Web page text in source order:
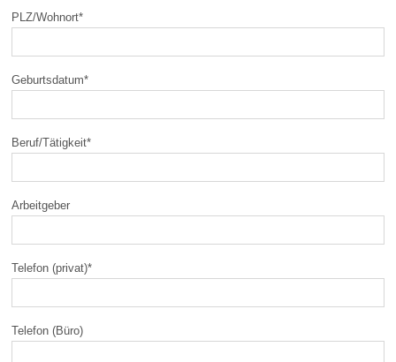
PLZ/Wohnort*
Geburtsdatum*
Beruf/Tätigkeit*
Arbeitgeber
Telefon (privat)*
Telefon (Büro)